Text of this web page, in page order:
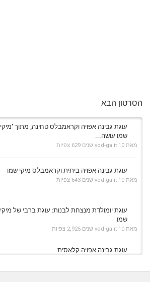
הסרטון הבא
עוגת גבינה אפויה וקראמבלס טחינה, מתוך 'מיקי
שמו עושה...
מאת vod-galit 10 שנים 629 צפיות
עוגת גבינה אפויה ביתית וקראמבלס מיקי שמו
מאת vod-galit 10 שנים 643 צפיות
עוגת יומולדת מנצחת לבנות: עוגת ברבי של מיקי
שמו
מאת vod-galit 10 שנים 2,925 צפיות
עוגת גבינה אפויה קלאסית